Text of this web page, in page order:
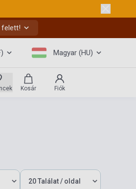
felett!
Magyar (HU)
Kosár Fiók